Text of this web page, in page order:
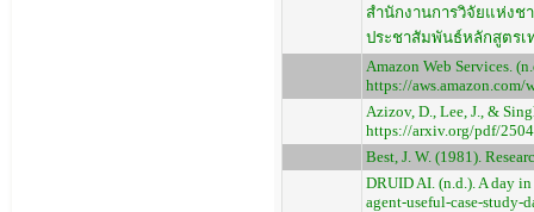
สำนักงานการวิจัยแห่งช
ประชาสัมพันธ์หลักสูตรเท
Amazon Web Services.
https://aws.amazon.com/
Azizov, D., Lee, J., &
https://arxiv.org/pdf/
Best, J. W. (1981).
DRUID AI. (n.d.). A day
agent-useful-case-study-